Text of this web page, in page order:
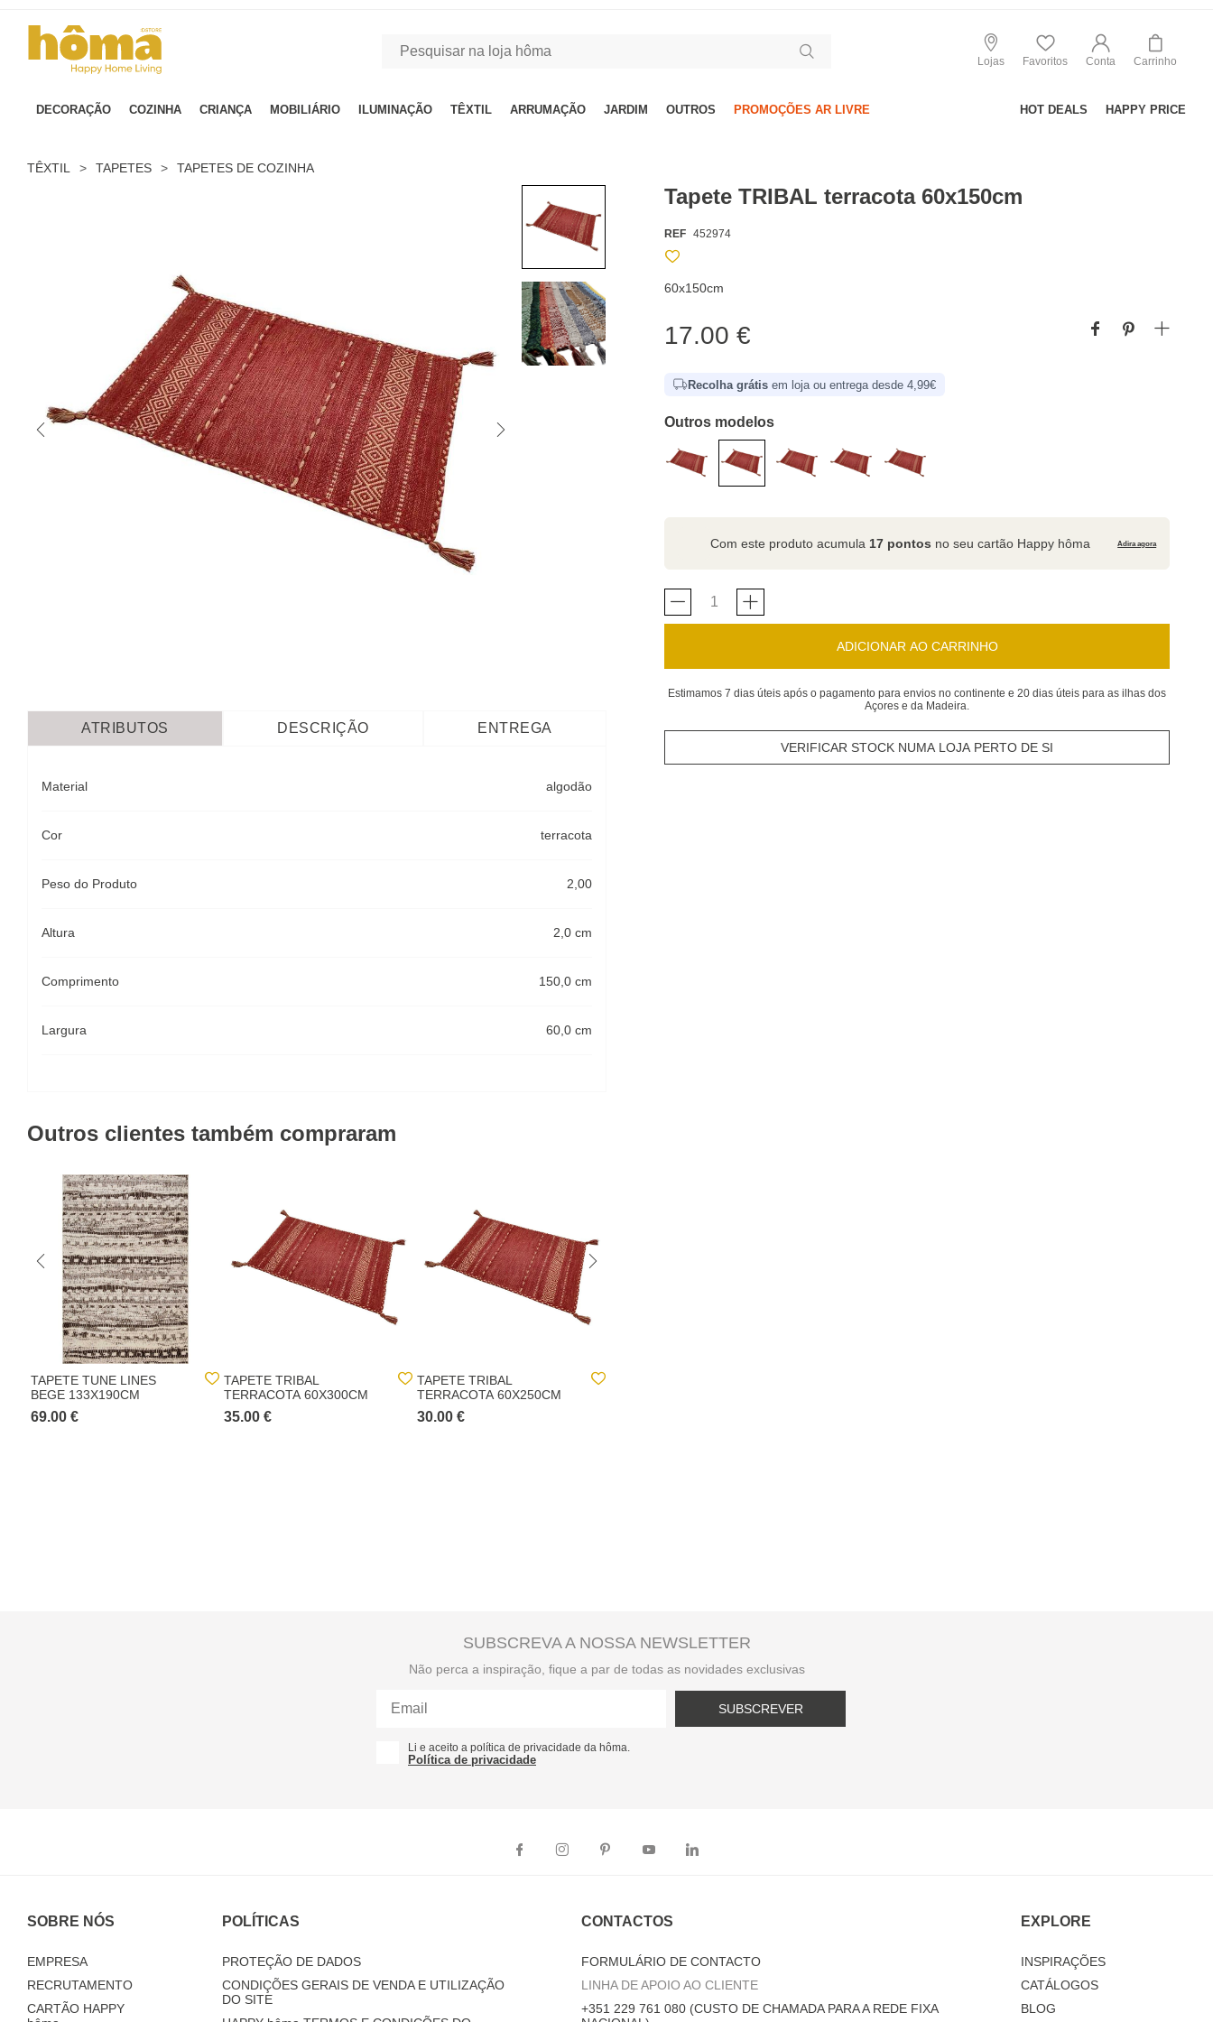
Lojas Favoritos Conta Carrinho
DECORAÇÃO COZINHA CRIANÇA MOBILIÁRIO ILUMINAÇÃO TÊXTIL ARRUMAÇÃO JARDIM OUTROS PROMOÇÕES AR LIVRE HOT DEALS HAPPY PRICE
TÊXTIL > TAPETES > TAPETES DE COZINHA
Tapete TRIBAL terracota 60x150cm
REF 452974
60x150cm
17.00 €
Recolha grátis em loja ou entrega desde 4,99€
Outros modelos
Com este produto acumula 17 pontos no seu cartão Happy hôma Adira agora
ADICIONAR AO CARRINHO
Estimamos 7 dias úteis após o pagamento para envios no continente e 20 dias úteis para as ilhas dos
Açores e da Madeira.
VERIFICAR STOCK NUMA LOJA PERTO DE SI
ATRIBUTOS DESCRIÇÃO ENTREGA
Material algodão
Cor terracota
Peso do Produto 2,00
Altura 2,0 cm
Comprimento 150,0 cm
Largura 60,0 cm
Outros clientes também compraram
TAPETE TUNE LINES
BEGE 133X190CM
69.00 €
TAPETE TRIBAL
TERRACOTA 60X300CM
35.00 €
TAPETE TRIBAL
TERRACOTA 60X250CM
30.00 €
SUBSCREVA A NOSSA NEWSLETTER
Não perca a inspiração, fique a par de todas as novidades exclusivas
SUBSCREVER
Li e aceito a política de privacidade da hôma.
Política de privacidade
SOBRE NÓS
EMPRESA
RECRUTAMENTO
CARTÃO HAPPY
POLÍTICAS
PROTEÇÃO DE DADOS
CONDIÇÕES GERAIS DE VENDA E UTILIZAÇÃO
DO SITE
CONTACTOS
FORMULÁRIO DE CONTACTO
LINHA DE APOIO AO CLIENTE
+351 229 761 080 (CUSTO DE CHAMADA PARA A REDE FIXA
EXPLORE
INSPIRAÇÕES
CATÁLOGOS
BLOG